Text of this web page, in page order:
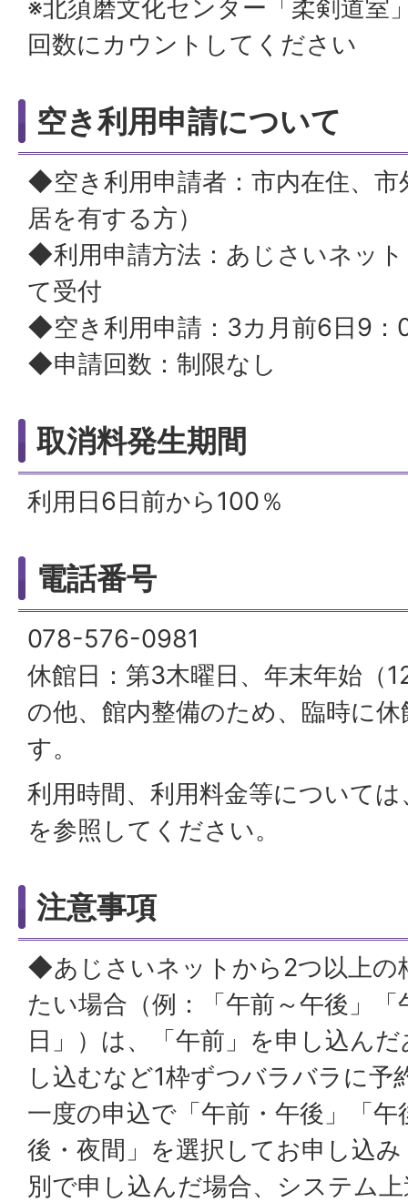
※北須磨文化センター「柔剣道室
回数にカウントしてください
空き利用申請について
◆空き利用申請者：市内在住、市
居を有する方）
◆利用申請方法：あじさいネッ
て受付
◆空き利用申請：3カ月前6日9：
◆申請回数：制限なし
取消料発生期間
利用日6日前から100％
電話番号
078-576-0981
休館日：第3木曜日、年末年始（
の他、館内整備のため、臨時に
す。
利用時間、利用料金等について
を参照してください。
注意事項
◆あじさいネットから2つ以上の
たい場合（例：「午前～午後」「
日」）は、「午前」を申し込ん
し込むなど1枠ずつバラバラに予
一度の申込で「午前・午後」「
後・夜間」を選択してお申し込
別で申し込んだ場合、システム